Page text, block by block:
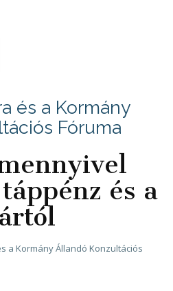
és a Kormány
Fóruma
és a
a Kormány Állandó Konzultációs